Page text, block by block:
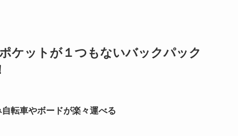
ケットが１つもないバックパック
転車やボードが楽々運べる